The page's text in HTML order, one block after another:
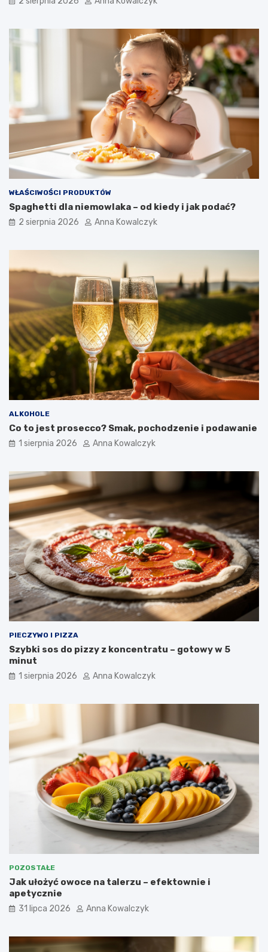
WŁAŚCIWOŚCI PRODUKTÓW
Spaghetti dla niemowlaka – od kiedy i jak podać?
2 sierpnia 2026 Anna Kowalczyk
ALKOHOLE
Co to jest prosecco? Smak, pochodzenie i podawanie
1 sierpnia 2026 Anna Kowalczyk
PIECZYWO I PIZZA
Szybki sos do pizzy z koncentratu – gotowy w 5
minut
1 sierpnia 2026 Anna Kowalczyk
POZOSTAŁE
Jak ułożyć owoce na talerzu – efektownie i
apetycznie
31 lipca 2026 Anna Kowalczyk